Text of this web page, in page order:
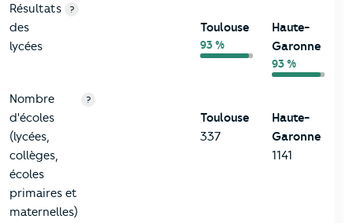
Résultats
des
lycées
?
Toulouse
93 %
Haute-
Garonne
93 %
Nombre
d'écoles
(lycées,
collèges,
écoles
primaires et
maternelles)
?
Toulouse
337
Haute-
Garonne
1141